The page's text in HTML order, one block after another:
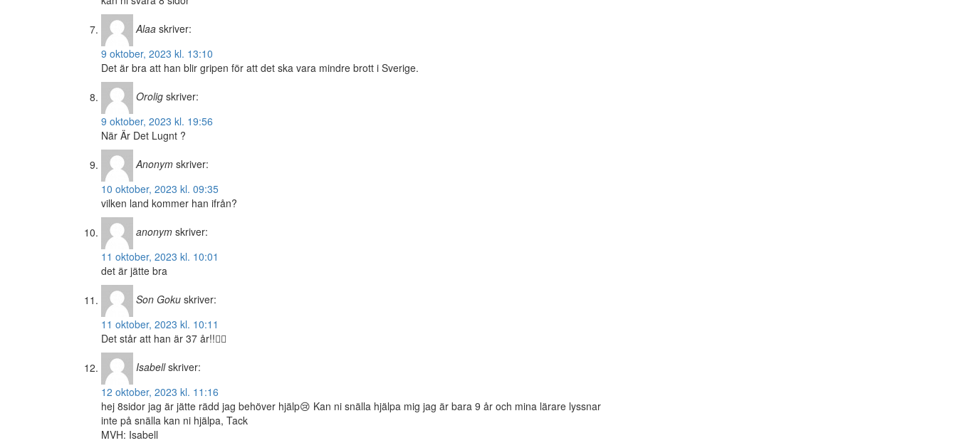
Alaa skriver:
9 oktober, 2023 kl. 13:10
Det är bra att han blir gripen för att det ska vara mindre brott i Sverige.
Orolig skriver:
9 oktober, 2023 kl. 19:56
När Är Det Lugnt ?
Anonym skriver:
10 oktober, 2023 kl. 09:35
vilken land kommer han ifrån?
anonym skriver:
11 oktober, 2023 kl. 10:01
det är jätte bra
Son Goku skriver:
11 oktober, 2023 kl. 10:11
Det står att han är 37 år!!🤦‍♂️
Isabell skriver:
12 oktober, 2023 kl. 11:16
hej 8sidor jag är jätte rädd jag behöver hjälp😢 Kan ni snälla hjälpa mig jag är bara 9 år och mina lärare lyssnar
inte på snälla kan ni hjälpa, Tack
MVH: Isabell